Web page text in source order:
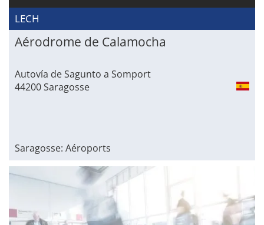
LECH
Aérodrome de Calamocha
Autovía de Sagunto a Somport
44200 Saragosse
Saragosse: Aéroports